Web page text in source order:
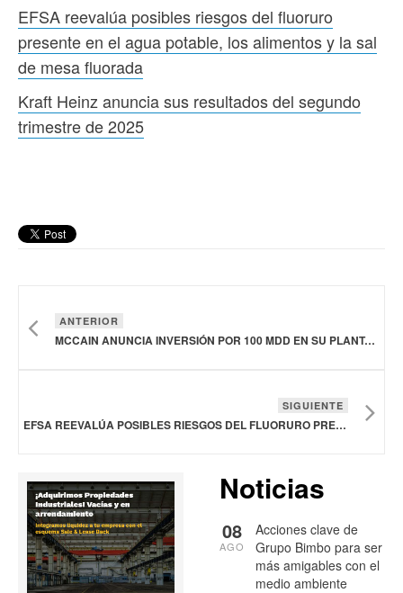
EFSA reevalúa posibles riesgos del fluoruro
presente en el agua potable, los alimentos y la sal
de mesa fluorada
Kraft Heinz anuncia sus resultados del segundo
trimestre de 2025
ANTERIOR
MCCAIN ANUNCIA INVERSIÓN POR 100 MDD EN SU PLANTA ARGENTINA
SIGUIENTE
EFSA REEVALÚA POSIBLES RIESGOS DEL FLUORURO PRESENTE EN EL AGUA POTABLE, LOS ALIMENTOS Y LA SAL DE MESA FLUORADA
Noticias
Acciones clave de
Grupo Bimbo para ser
más amigables con el
medio ambiente
08
AGO